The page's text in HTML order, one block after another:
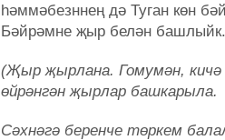
һәммәбезннең дә Туган көн
Бәйрәмне җыр белән башлыйк.
(Җыр җырлана. Гомумән,
өйрәнгән җырлар башкарыла.
Сәхнәгә беренче төркем